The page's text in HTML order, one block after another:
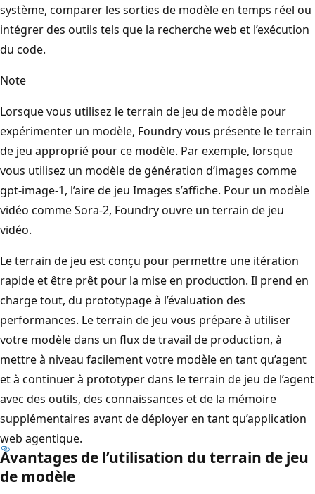
système, comparer les sorties de modèle en temps réel ou
intégrer des outils tels que la recherche web et l’exécution
du code.
Note
Lorsque vous utilisez le terrain de jeu de modèle pour
expérimenter un modèle, Foundry vous présente le terrain
de jeu approprié pour ce modèle. Par exemple, lorsque
vous utilisez un modèle de génération d’images comme
gpt-image-1, l’aire de jeu Images s’affiche. Pour un modèle
vidéo comme Sora-2, Foundry ouvre un terrain de jeu
vidéo.
Le terrain de jeu est conçu pour permettre une itération
rapide et être prêt pour la mise en production. Il prend en
charge tout, du prototypage à l’évaluation des
performances. Le terrain de jeu vous prépare à utiliser
votre modèle dans un flux de travail de production, à
mettre à niveau facilement votre modèle en tant qu’agent
et à continuer à prototyper dans le terrain de jeu de l’agent
avec des outils, des connaissances et de la mémoire
supplémentaires avant de déployer en tant qu’application
web agentique.
Avantages de l’utilisation du terrain de jeu
de modèle